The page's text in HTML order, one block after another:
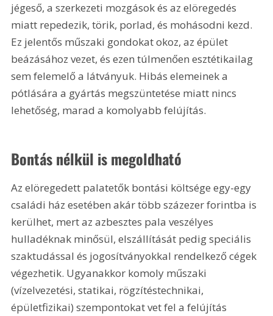
jégeső, a szerkezeti mozgások és az elöregedés
miatt repedezik, törik, porlad, és mohásodni kezd.
Ez jelentős műszaki gondokat okoz, az épület
beázásához vezet, és ezen túlmenően esztétikailag
sem felemelő a látványuk. Hibás elemeinek a
pótlására a gyártás megszüntetése miatt nincs
lehetőség, marad a komolyabb felújítás.
Bontás nélkül is megoldható
Az elöregedett palatetők bontási költsége egy-egy
családi ház esetében akár több százezer forintba is
kerülhet, mert az azbesztes pala veszélyes
hulladéknak minősül, elszállítását pedig speciális
szaktudással és jogosítványokkal rendelkező cégek
végezhetik. Ugyanakkor komoly műszaki
(vízelvezetési, statikai, rögzítéstechnikai,
épületfizikai) szempontokat vet fel a felújítás